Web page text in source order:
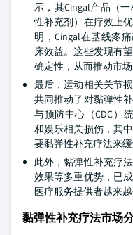
示，其Cingal产品（
性补充剂）在疗效上
明，Cingal在基线疼
床效益。这些发现有
确定性，从而推动市场
最后，运动相关关节
共同推动了对黏弹性
与预防中心（CDC）
和娱乐相关损伤，其
要黏弹性补充疗法来
此外，黏弹性补充疗
效果等多重优势，已
医疗服务提供者越来
黏弹性补充疗法市场